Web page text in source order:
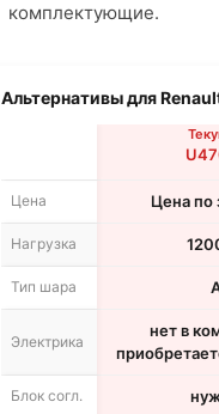
комплектующие.
Альтернативы для
Цена Цена по
Нагрузка
Тип шара
Электрика
нет в
Блок согл.